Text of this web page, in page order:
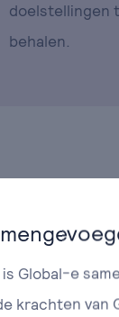
Global-e
krachten van
doelstellingen
behalen.